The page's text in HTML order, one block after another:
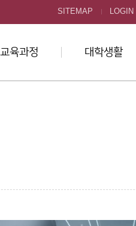
SITEMAP LOGIN
교육과정 대학생활